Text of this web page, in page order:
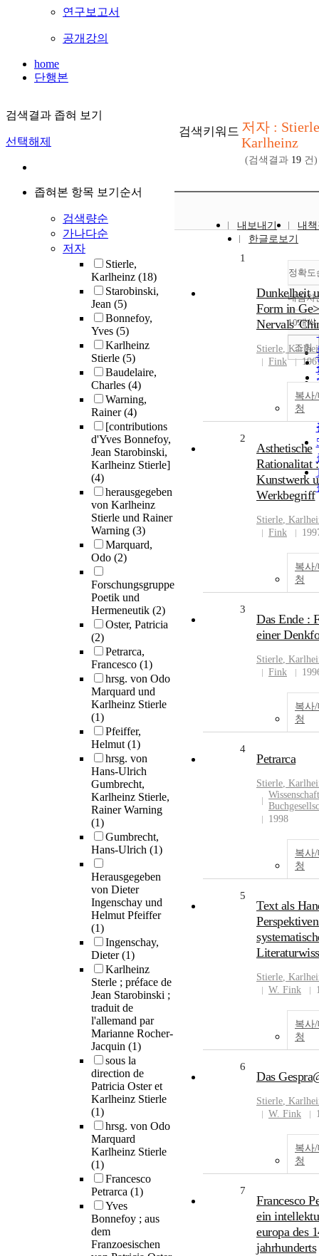
연구보고서
공개강의
home
단행본
검색결과 좁혀 보기
선택해제
좁혀본 항목 보기순서
검색량순
가나다순
저자
Stierle,
Karlheinz (18)
Starobinski,
Jean (5)
Bonnefoy,
Yves (5)
Karlheinz
Stierle (5)
Baudelaire,
Charles (4)
Warning,
Rainer(4)
[contributions
d'Yves Bonnefoy,
Jean Starobinski,
Karlheinz Stierle]
(4)
herausgegeben
von Karlheinz
Stierle und Rainer
Warning (3)
Marquard,
Odo (2)
Forschungsgruppe
Poetik und
Hermeneutik (2)
Oster, Patricia
(2)
Petrarca,
Francesco (1)
hrsg. von Odo
Marquard und
Karlheinz Stierle
(1)
Pfeiffer,
Helmut(1)
hrsg. von
Hans-Ulrich
Gumbrecht,
Karlheinz Stierle,
Rainer Warning
(1)
Gumbrecht,
Hans-Ulrich (1)
Herausgegeben
von Dieter
Ingenschay und
Helmut Pfeiffer
(1)
Ingenschay,
Dieter(1)
Karlheinz
Sterle ; préface de
Jean Starobinski ;
traduit de
l'allemand par
Marianne Rocher-
Jacquin (1)
sous la
direction de
Patricia Oster et
Karlheinz Stierle
(1)
hrsg. von Odo
Marquard
Karlheinz Stierle
(1)
Francesco
Petrarca (1)
Yves
Bonnefoy ; aus
dem
Franzoesischen
검색키워드 저자 : Stierle
Karlheinz
(검색결과 19 건)
내보내기
내
한글로보기
정확도
내림차
10개씩
조회
1
Dunkelheit
Form in
Nervals
Stierle,
Fink
복사
청
2
Asthetische
Rationalitat :
Kunstwerk
Werkbegriff
Stierle,
Fink
복사
청
3
Das Ende :
einer
Stierle,
Fink
복사
청
4
Petrarca
Stierle,
1998
복사
청
5
Text als
Stierle,
W. Fink
복사
청
6
Das
Stierle,
W. Fink
복사
청
7
Francesco
ein
europa des
jahrhunderts